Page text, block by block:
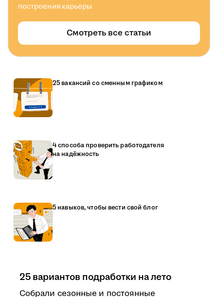
построения карьеры
Смотреть все статьи
25 вакансий со сменным графиком
4 способа проверить работодателя
на надёжность
5 навыков, чтобы вести свой блог
25 вариантов подработки на лето
Собрали сезонные и постоянные